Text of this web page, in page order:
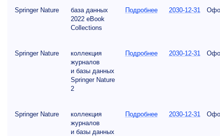
Springer Nature
база данных
2022 eBook
Collections
Подробнее 2030-12-31
Springer Nature
коллекция
журналов
и базы данных
Springer Nature
2
Подробнее 2030-12-31
Springer Nature
коллекция
журналов
и базы данных
Подробнее 2030-12-31